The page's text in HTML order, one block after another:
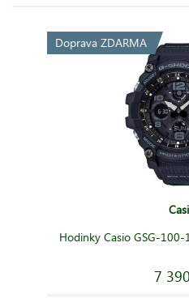
Doprava ZDARMA
Hodinky Casio GSG-
7